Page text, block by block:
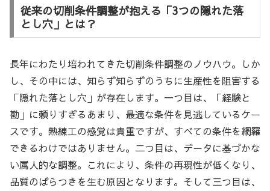
従来の切削条件調整が抱える「3つの隠れた落
とし穴」とは？
長年にわたり培われてきた切削条件調整のノウハウ。しか
し、その中には、知らず知らずのうちに生産性を阻害する
「隠れた落とし穴」が存在します。一つ目は、「経験と
勘」に頼りすぎるあまり、最適な条件を見逃しているケー
スです。熟練工の感覚は貴重ですが、すべての条件を網羅
できるわけではありません。二つ目は、データに基づかな
い属人的な調整。これにより、条件の再現性が低くなり、
品質のばらつきを生む原因となります。そして三つ目は、